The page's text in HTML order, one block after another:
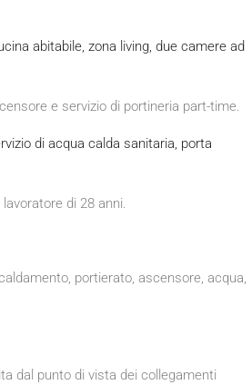
abitabile, zona living, due camere ad
e servizio di portineria part-time.
di acqua calda sanitaria, porta
di 28 anni.
portierato, ascensore, acqua,
dal punto di vista dei collegamenti